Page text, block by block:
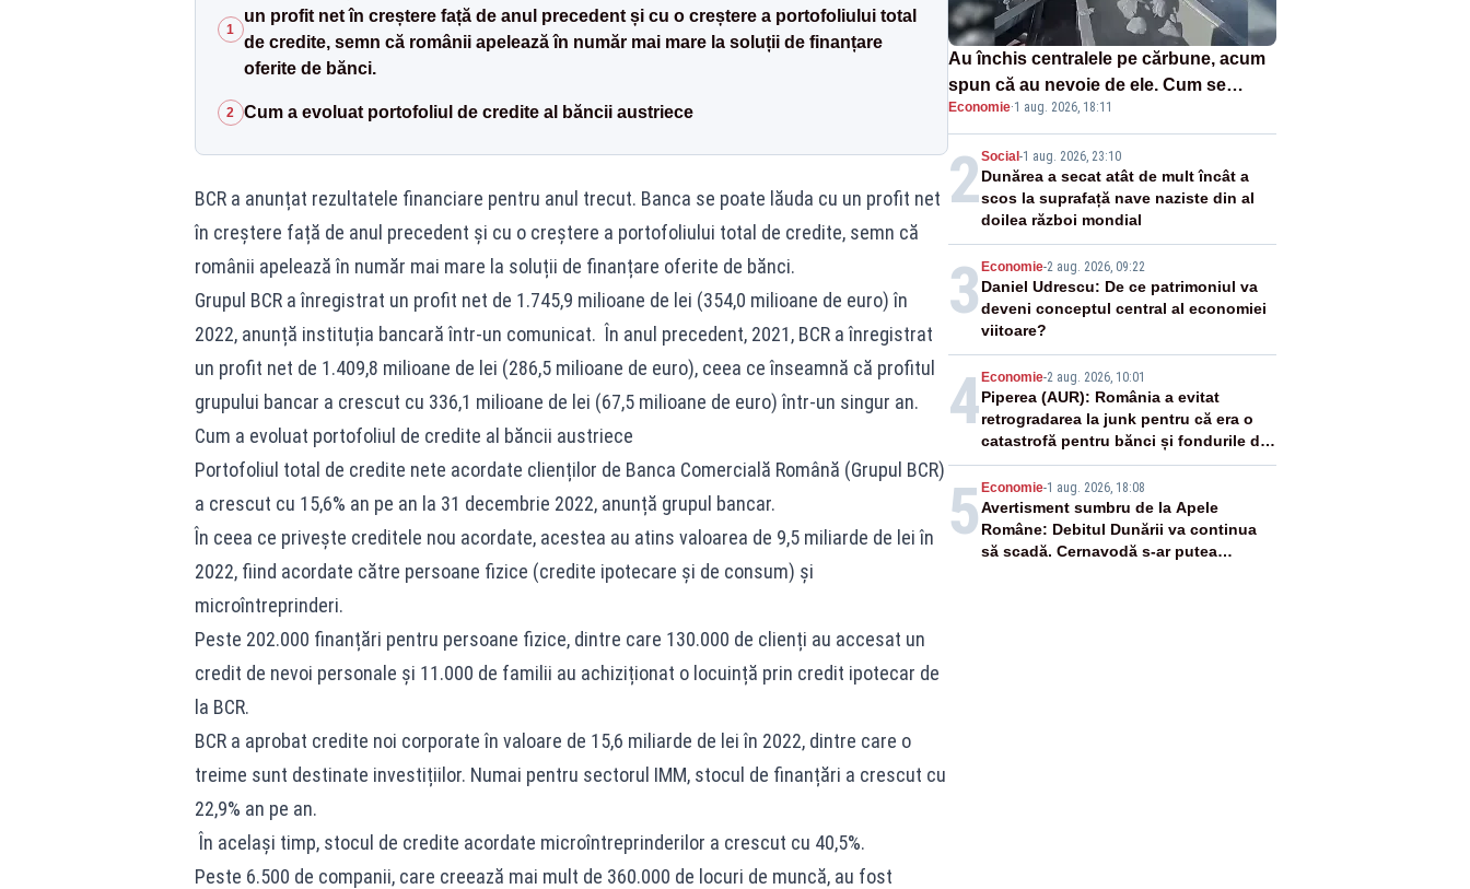
1
un profit net în creștere față de anul precedent și cu o creștere a portofoliului total
de credite, semn că românii apelează în număr mai mare la soluții de finanțare
oferite de bănci.
2 Cum a evoluat portofoliul de credite al băncii austriece
BCR a anunțat rezultatele financiare pentru anul trecut. Banca se poate lăuda cu un profit net
în creștere față de anul precedent și cu o creștere a portofoliului total de credite, semn că
românii apelează în număr mai mare la soluții de finanțare oferite de bănci.
Grupul BCR a înregistrat un profit net de 1.745,9 milioane de lei (354,0 milioane de euro) în
2022, anunță instituția bancară într-un comunicat. În anul precedent, 2021, BCR a înregistrat
un profit net de 1.409,8 milioane de lei (286,5 milioane de euro), ceea ce înseamnă că profitul
grupului bancar a crescut cu 336,1 milioane de lei (67,5 milioane de euro) într-un singur an.
Cum a evoluat portofoliul de credite al băncii austriece
Portofoliul total de credite nete acordate clienților de Banca Comercială Română (Grupul BCR)
a crescut cu 15,6% an pe an la 31 decembrie 2022, anunță grupul bancar.
În ceea ce privește creditele nou acordate, acestea au atins valoarea de 9,5 miliarde de lei în
2022, fiind acordate către persoane fizice (credite ipotecare și de consum) și
microîntreprinderi.
Peste 202.000 finanțări pentru persoane fizice, dintre care 130.000 de clienți au accesat un
credit de nevoi personale și 11.000 de familii au achiziționat o locuință prin credit ipotecar de
la BCR.
BCR a aprobat credite noi corporate în valoare de 15,6 miliarde de lei în 2022, dintre care o
treime sunt destinate investițiilor. Numai pentru sectorul IMM, stocul de finanțări a crescut cu
22,9% an pe an.
În același timp, stocul de credite acordate microîntreprinderilor a crescut cu 40,5%.
Peste 6.500 de companii, care creează mai mult de 360.000 de locuri de muncă, au fost
Au închis centralele pe cărbune, acum
spun că au nevoie de ele. Cum se
pasează vina în plină criză energetică
Economie·1 aug. 2026, 18:11
2Social -1 aug. 2026, 23:10
Dunărea a secat atât de mult încât a
scos la suprafață nave naziste din al
doilea război mondial
3 Economie-2 aug. 2026, 09:22
Daniel Udrescu: De ce patrimoniul va
deveni conceptul central al economiei
viitoare?
4 Economie-2 aug. 2026, 10:01
Piperea (AUR): România a evitat
retrogradarea la junk pentru că era o
catastrofă pentru bănci și fondurile de
pensii
5 Economie-1 aug. 2026, 18:08
Avertisment sumbru de la Apele
Române: Debitul Dunării va continua
să scadă. Cernavodă s-ar putea